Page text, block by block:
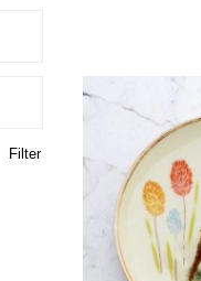
Filter